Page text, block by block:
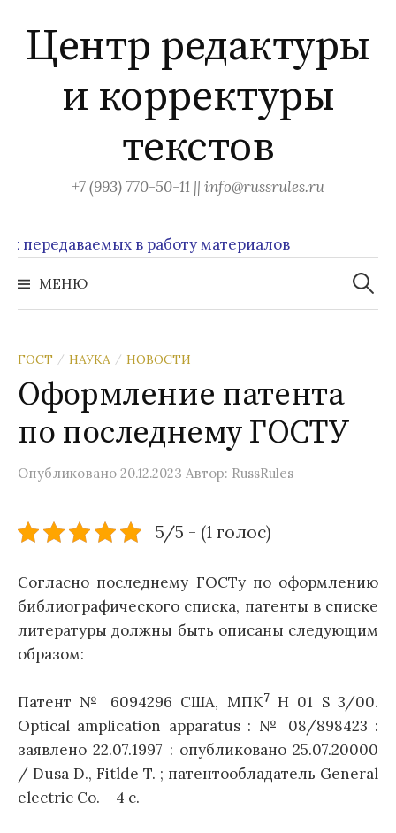
содержимому
Центр редактуры
и корректуры
текстов
+7 (993) 770-50-11 || info@russrules.ru
в работу материалов
МЕНЮ
Найти:
ГОСТ / НАУКА / НОВОСТИ
Оформление патента
по последнему ГОСТУ
Опубликовано 20.12.2023 Автор: RussRules
5/5 - (1 голос)
Согласно последнему ГОСТу по оформлению
библиографического списка, патенты в списке
литературы должны быть описаны следующим
образом:
Патент № 6094296 США, МПК7 H 01 S 3/00.
Optical amplication apparatus : № 08/898423 :
заявлено 22.07.1997 : опубликовано 25.07.20000
/ Dusa D., Fitlde T. ; патентообладатель General
electric Сo. – 4 с.